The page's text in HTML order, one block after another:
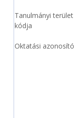
Tanulmányi terület
kódja
Oktatási azonosító